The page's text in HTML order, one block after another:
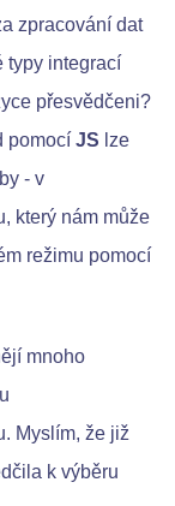
zpracování dat
typy integrací
přesvědčeni?
pomocí JS lze
- v
který nám může
režimu pomocí
mnoho
Myslím, že již
k výběru